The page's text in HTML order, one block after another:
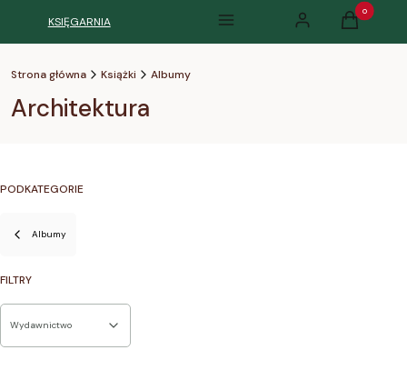
KSIĘGARNIA Menu Zaloguj się Produkty w
Koszyk
Strona główna Książki Albumy
Architektura
PODKATEGORIE
Albumy
FILTRY
Wydawnictwo